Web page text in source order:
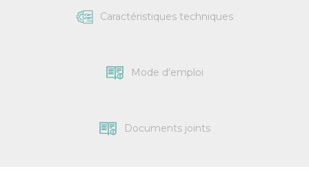
Caractéristiques techniques
Mode d'emploi
Documents joints